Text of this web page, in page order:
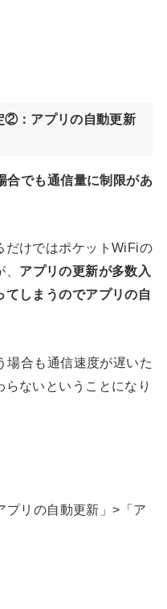
②：アプリの自動更新
合でも通信量に制限があ
だけではポケットWiFiの
アプリの更新が多数入
しまうのでアプリの自
場合も通信速度が遅いた
ないということになり
プリの自動更新」>「ア